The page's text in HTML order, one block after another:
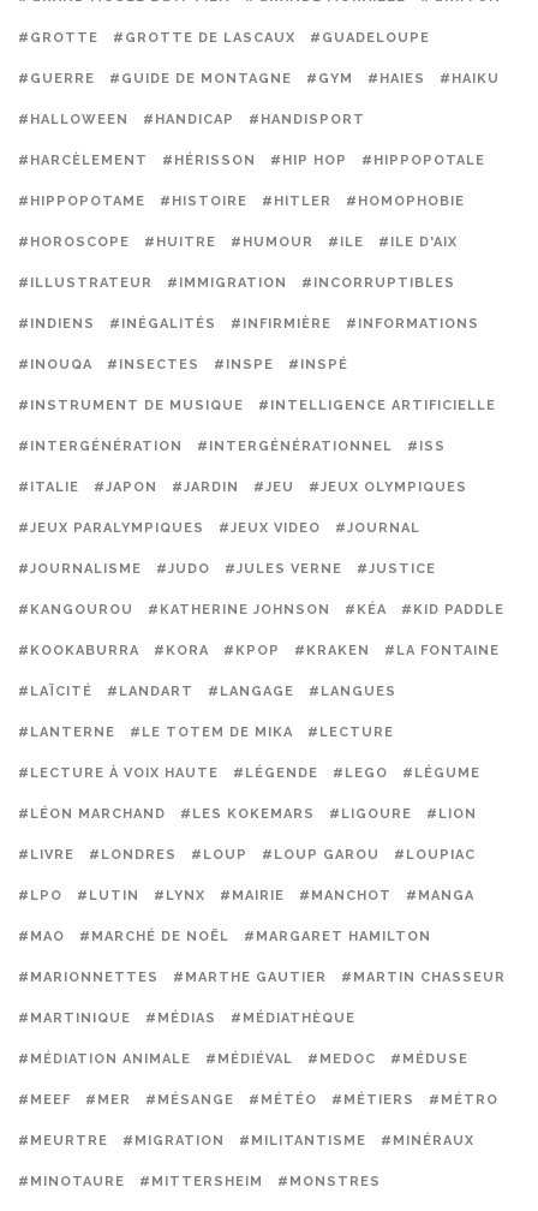
#GROTTE #GROTTE DE LASCAUX #GUADELOUPE
#GUERRE #GUIDE DE MONTAGNE #GYM #HAIES #HAIKU
#HALLOWEEN #HANDICAP #HANDISPORT
#HARCÈLEMENT #HÉRISSON #HIP HOP #HIPPOPOTALE
#HIPPOPOTAME #HISTOIRE #HITLER #HOMOPHOBIE
#HOROSCOPE #HUITRE #HUMOUR #ILE #ILE D'AIX
#ILLUSTRATEUR #IMMIGRATION #INCORRUPTIBLES
#INDIENS #INÉGALITÉS #INFIRMIÈRE #INFORMATIONS
#INOUQA #INSECTES #INSPE #INSPÉ
#INSTRUMENT DE MUSIQUE #INTELLIGENCE ARTIFICIELLE
#INTERGÉNÉRATION #INTERGÉNÉRATIONNEL #ISS
#ITALIE #JAPON #JARDIN #JEU #JEUX OLYMPIQUES
#JEUX PARALYMPIQUES #JEUX VIDEO #JOURNAL
#JOURNALISME #JUDO #JULES VERNE #JUSTICE
#KANGOUROU #KATHERINE JOHNSON #KÉA #KID PADDLE
#KOOKABURRA #KORA #KPOP #KRAKEN #LA FONTAINE
#LAÏCITÉ #LANDART #LANGAGE #LANGUES
#LANTERNE #LE TOTEM DE MIKA #LECTURE
#LECTURE À VOIX HAUTE #LÉGENDE #LEGO #LÉGUME
#LÉON MARCHAND #LES KOKEMARS #LIGOURE #LION
#LIVRE #LONDRES #LOUP #LOUP GAROU #LOUPIAC
#LPO #LUTIN #LYNX #MAIRIE #MANCHOT #MANGA
#MAO #MARCHÉ DE NOËL #MARGARET HAMILTON
#MARIONNETTES #MARTHE GAUTIER #MARTIN CHASSEUR
#MARTINIQUE #MÉDIAS #MÉDIATHÈQUE
#MÉDIATION ANIMALE #MÉDIÉVAL #MEDOC #MÉDUSE
#MEEF #MER #MÉSANGE #MÉTÉO #MÉTIERS #MÉTRO
#MEURTRE #MIGRATION #MILITANTISME #MINÉRAUX
#MINOTAURE #MITTERSHEIM #MONSTRES